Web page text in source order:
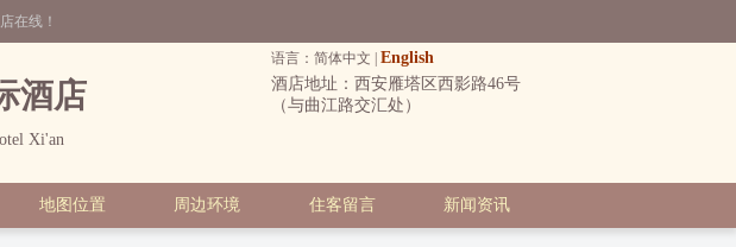
在线！
语言：简体中文 | English
酒店
Xi'an
酒店地址：西安雁塔区西影路46号
（与曲江路交汇处）
地图位置 周边环境 住客留言 新闻资讯